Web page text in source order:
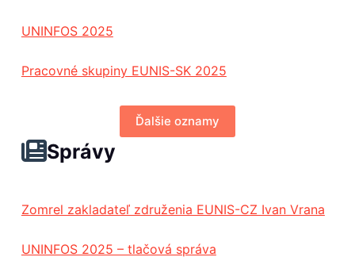
UNINFOS 2025
Pracovné skupiny EUNIS-SK 2025
Ďalšie oznamy
Správy
Zomrel zakladateľ združenia EUNIS-CZ Ivan Vrana
UNINFOS 2025 – tlačová správa